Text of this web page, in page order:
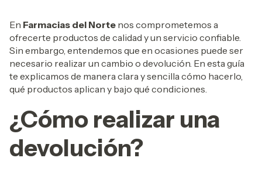
En Farmacias del Norte nos comprometemos a
ofrecerte productos de calidad y un servicio confiable.
Sin embargo, entendemos que en ocasiones puede ser
necesario realizar un cambio o devolución. En esta guía
te explicamos de manera clara y sencilla cómo hacerlo,
qué productos aplican y bajo qué condiciones.
¿Cómo realizar una
devolución?